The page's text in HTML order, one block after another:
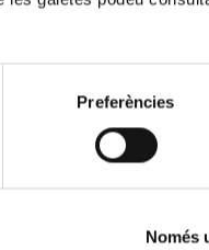
Preferències
Només